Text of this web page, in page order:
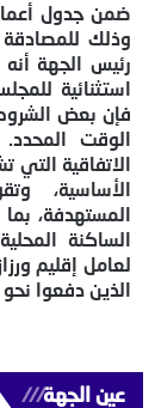
ضمن جدول
وذلك للمصادقة
رئيس الجهة
استثنائية
فإن بعض
الوقت
الاتفاقية التي
الأساسية،
المستهدفة،
الساكنة
لعامل إقليم
الذين دفعوا
عين الجهة///